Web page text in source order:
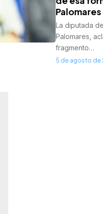
Palomares
La diputada
Palomares,
fragmento…
5 de agosto de